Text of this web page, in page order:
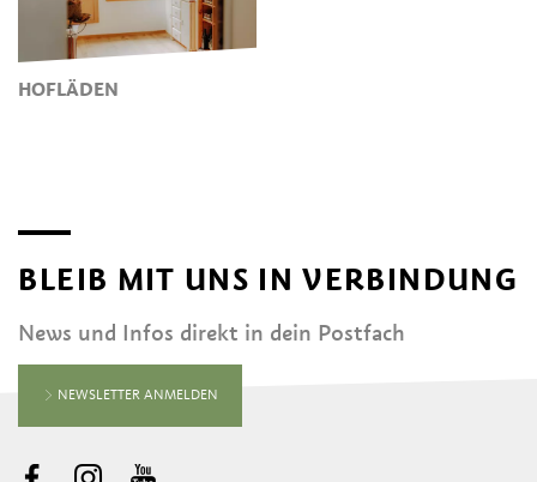
HOFLÄDEN
BLEIB MIT UNS IN VERBINDUNG
News und Infos direkt in dein Postfach
NEWSLETTER ANMELDEN